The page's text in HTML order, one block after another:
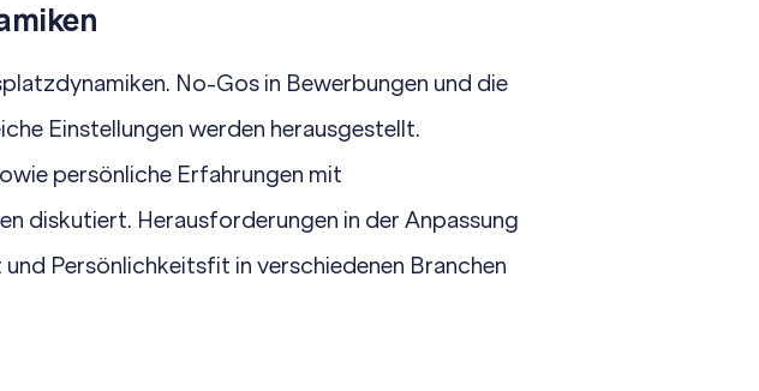
No-Gos in Bewerbungen und die
Einstellungen werden herausgestellt.
persönliche Erfahrungen mit
diskutiert. Herausforderungen in der Anpassung
Persönlichkeitsfit in verschiedenen Branchen